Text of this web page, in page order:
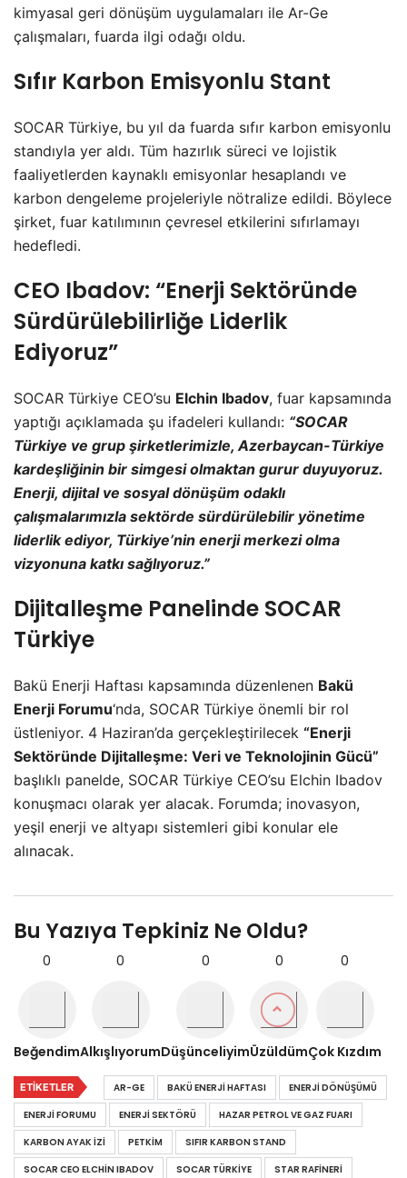
kimyasal geri dönüşüm uygulamaları ile Ar-Ge
çalışmaları, fuarda ilgi odağı oldu.
Sıfır Karbon Emisyonlu Stant
SOCAR Türkiye, bu yıl da fuarda sıfır karbon emisyonlu
standıyla yer aldı. Tüm hazırlık süreci ve lojistik
faaliyetlerden kaynaklı emisyonlar hesaplandı ve
karbon dengeleme projeleriyle nötralize edildi. Böylece
şirket, fuar katılımının çevresel etkilerini sıfırlamayı
hedefledi.
CEO Ibadov: “Enerji Sektöründe
Sürdürülebilirliğe Liderlik
Ediyoruz”
SOCAR Türkiye CEO’su Elchin Ibadov, fuar kapsamında
yaptığı açıklamada şu ifadeleri kullandı: “SOCAR
Türkiye ve grup şirketlerimizle, Azerbaycan-Türkiye
kardeşliğinin bir simgesi olmaktan gurur duyuyoruz.
Enerji, dijital ve sosyal dönüşüm odaklı
çalışmalarımızla sektörde sürdürülebilir yönetime
liderlik ediyor, Türkiye’nin enerji merkezi olma
vizyonuna katkı sağlıyoruz.”
Dijitalleşme Panelinde SOCAR
Türkiye
Bakü Enerji Haftası kapsamında düzenlenen Bakü
Enerji Forumu‘nda, SOCAR Türkiye önemli bir rol
üstleniyor. 4 Haziran’da gerçekleştirilecek “Enerji
Sektöründe Dijitalleşme: Veri ve Teknolojinin Gücü”
başlıklı panelde, SOCAR Türkiye CEO’su Elchin Ibadov
konuşmacı olarak yer alacak. Forumda; inovasyon,
yeşil enerji ve altyapı sistemleri gibi konular ele
alınacak.
Bu Yazıya Tepkiniz Ne Oldu?
0
Beğendim
0
Alkışlıyorum
0
Düşünceliyim
0
Üzüldüm
0
Çok Kızdım
ETIKETLER AR-GE BAKÜ ENERJI HAFTASI
ENERJI DÖNÜŞÜMÜ
ENERJI FORUMU
ENERJI SEKTÖRÜ
HAZAR PETROL VE GAZ FUARI
KARBON AYAK IZI
PETKIM
SIFIR KARBON STAND
SOCAR CEO ELCHIN IBADOV
SOCAR TÜRKIYE
STAR RAFINERI